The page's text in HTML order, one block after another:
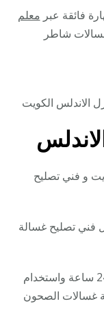
فائقة عبر معلم
شاطر
الاندلس الكويت
و فني تصليح
فني تصليح غسالة
بكفاءة وخبرة عالية وخدمة عمل على مدار 24 ساعة واستخدام
غسالات الصحون